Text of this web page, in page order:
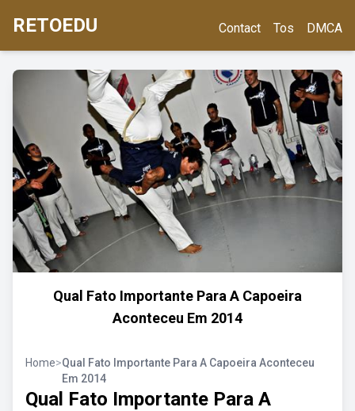
RETOEDU Contact Tos DMCA
Qual Fato Importante Para A Capoeira
Aconteceu Em 2014
Home>Qual Fato Importante Para A Capoeira Aconteceu
Em 2014
Qual Fato Importante Para A